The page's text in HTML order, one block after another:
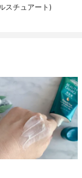
スチュアート)